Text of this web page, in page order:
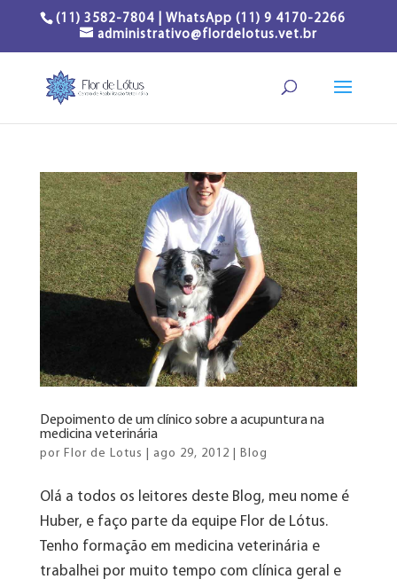
(11) 3582-7804 | WhatsApp (11) 9 4170-2266
administrativo@flordelotus.vet.br
Depoimento de um clínico sobre a acupuntura na
medicina veterinária
por Flor de Lotus ago 29, 2012 Blog
Olá a todos os leitores deste Blog, meu nome é
Huber, e faço parte da equipe Flor de Lótus.
Tenho formação em medicina veterinária e
trabalhei por muito tempo com clínica geral e